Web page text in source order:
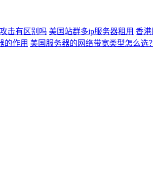
击有区别吗 美国站群多ip服务器租用 香
的作用 美国服务器的网络带宽类型怎么选？